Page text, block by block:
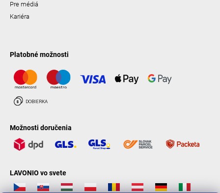
Pre médiá
Kariéra
Platobné možnosti
Možnosti doručenia
LAVONIO vo svete